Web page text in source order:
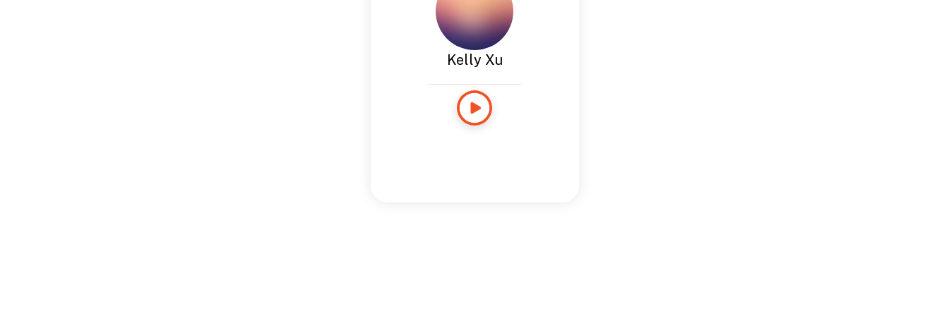
Kelly Xu